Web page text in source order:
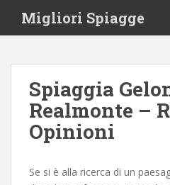
i
Migliori Spiagge
Spiaggia
Realmonte –
Opinioni
Se si è alla ricerca di un